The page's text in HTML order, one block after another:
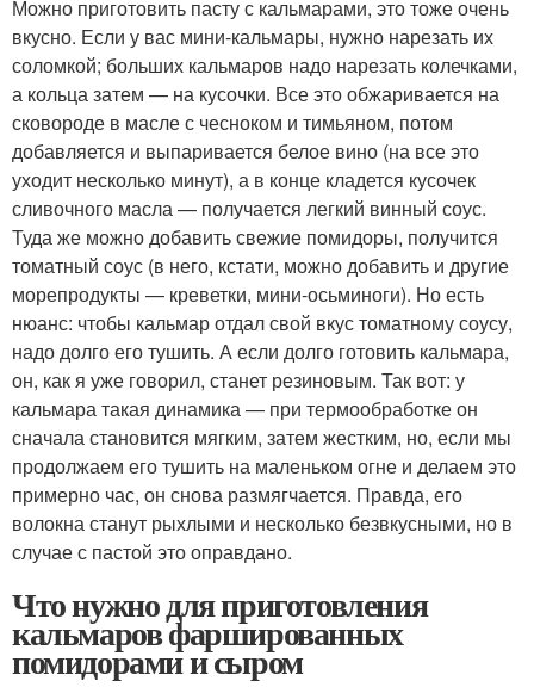
Можно приготовить пасту с кальмарами, это тоже очень
вкусно. Если у вас мини-кальмары, нужно нарезать их
соломкой; больших кальмаров надо нарезать колечками,
а кольца затем — на кусочки. Все это обжаривается на
сковороде в масле с чесноком и тимьяном, потом
добавляется и выпаривается белое вино (на все это
уходит несколько минут), а в конце кладется кусочек
сливочного масла — получается легкий винный соус.
Туда же можно добавить свежие помидоры, получится
томатный соус (в него, кстати, можно добавить и другие
морепродукты — креветки, мини-осьминоги). Но есть
нюанс: чтобы кальмар отдал свой вкус томатному соусу,
надо долго его тушить. А если долго готовить кальмара,
он, как я уже говорил, станет резиновым. Так вот: у
кальмара такая динамика — при термообработке он
сначала становится мягким, затем жестким, но, если мы
продолжаем его тушить на маленьком огне и делаем это
примерно час, он снова размягчается. Правда, его
волокна станут рыхлыми и несколько безвкусными, но в
случае с пастой это оправдано.
Что нужно для приготовления
кальмаров фаршированных
помидорами и сыром